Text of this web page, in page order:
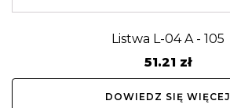
Listwa L-04 A - 105
51.21 zł
DOWIEDZ SIĘ WIĘCEJ